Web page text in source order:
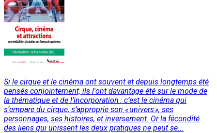
Si le cirque et le cinéma ont souvent et depuis longtemps été
pensés conjointement, ils l'ont davantage été sur le mode de
la thématique et de l’incorporation : c’est le cinéma qui
s’empare du cirque, s’approprie son « univers », ses
personnages, ses histoires, et inversement. Or la fécondité
des liens qui unissent les deux pratiques ne peut se...